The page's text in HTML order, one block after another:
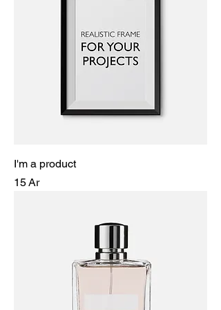
I'm a product
Prix
15 Ar